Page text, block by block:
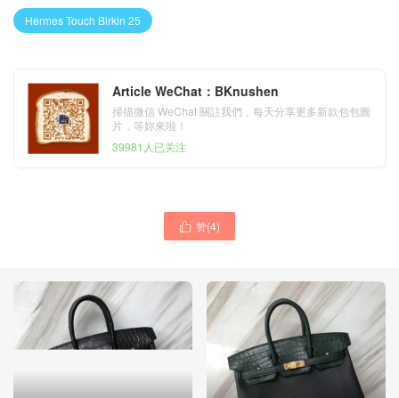
Hermes Touch Birkin 25
Article WeChat：BKnushen
掃描微信 WeChat 關註我們，每天分享更多新款包包圖
片，等妳來啦！
39981人已关注
 赞(4)